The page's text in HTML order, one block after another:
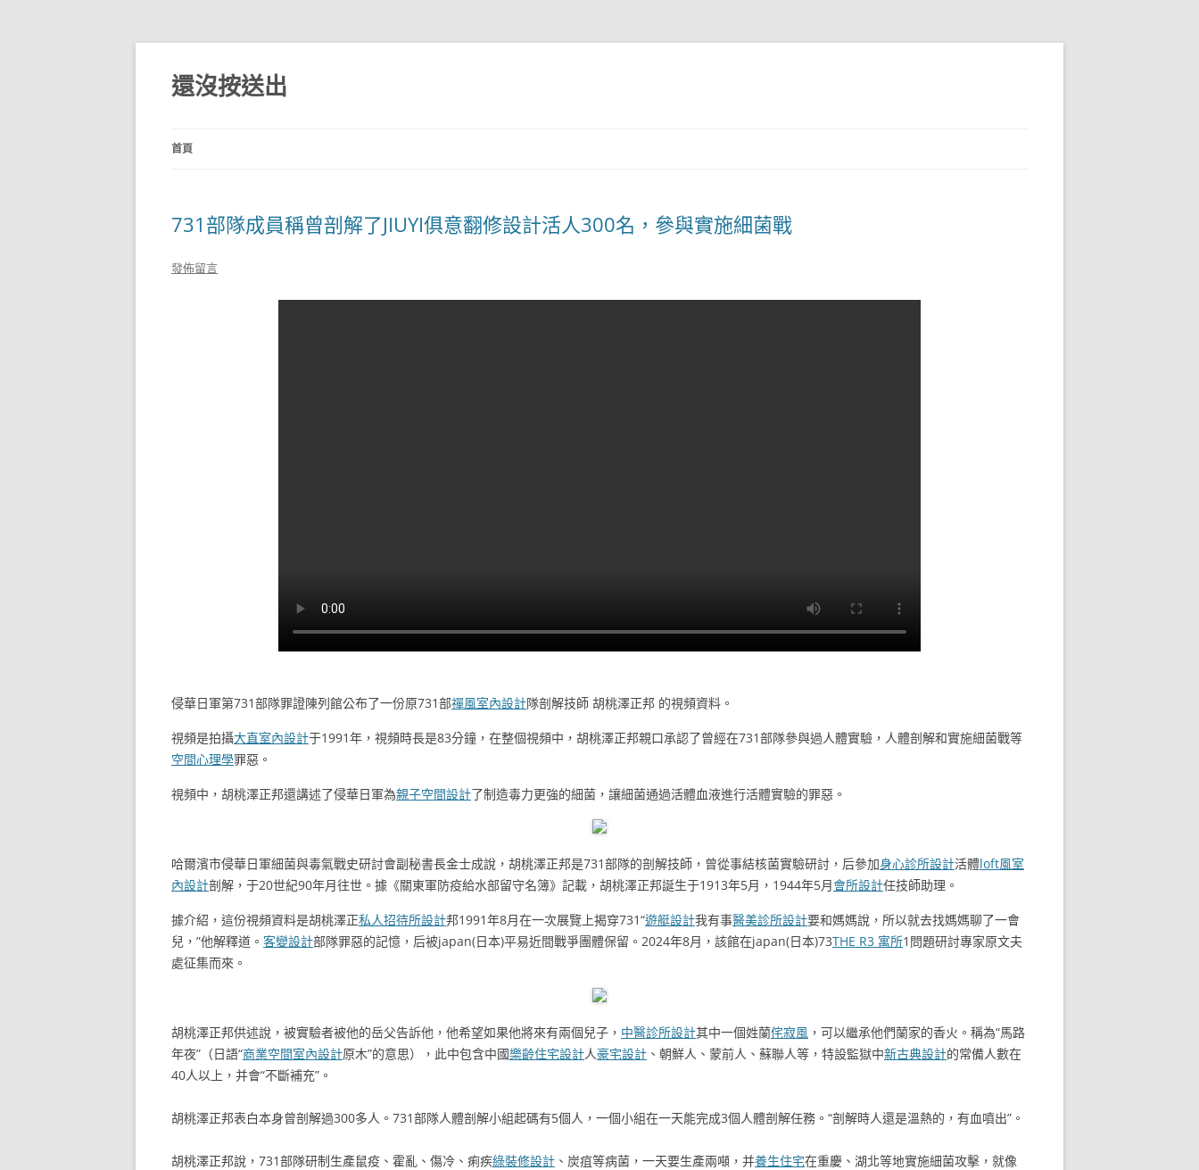
跳
主
要
內
還沒按送出
首頁
731部隊成員稱曾剖解了JIUYI俱意翻修設計活人300名，參與實施細菌戰
發佈留言
侵華日軍第731部隊罪證陳列館公布了一份原731部禪風室內設計隊剖解技師 胡桃澤正邦 的視頻資料。
視頻是拍攝大直室內設計于1991年，視頻時長是83分鐘，在整個視頻中，胡桃澤正邦親口承認了曾經在731部隊參與過人體實驗，人體剖解和實施細菌戰等
空間心理學罪惡。
視頻中，胡桃澤正邦還講述了侵華日軍為親子空間設計了制造毒力更強的細菌，讓細菌通過活體血液進行活體實驗的罪惡。
哈爾濱市侵華日軍細菌與毒氣戰史研討會副秘書長金士成說，胡桃澤正邦是731部隊的剖解技師，曾從事結核菌實驗研討，后參加身心診所設計活體loft風室
內設計剖解，于20世紀90年月往世。據《關東軍防疫給水部留守名簿》記載，胡桃澤正邦誕生于1913年5月，1944年5月會所設計任技師助理。
據介紹，這份視頻資料是胡桃澤正私人招待所設計邦1991年8月在一次展覽上揭穿731“遊艇設計我有事醫美診所設計要和媽媽說，所以就去找媽媽聊了一會
兒，”他解釋道。 客變設計部隊罪惡的記憶，后被japan(日本)平易近間戰爭團體保留。2024年8月，該館在japan(日本)73THE R3 寓所1問題研討專家原文夫
處征集而來。
胡桃澤正邦供述說，被實驗者被他的岳父告訴他，他希望如果他將來有兩個兒子， 中醫診所設計其中一個姓蘭侘寂風 ，可以繼承他們蘭家的香火。稱為“馬路
年夜”（日語“商業空間室內設計原木”的意思），此中包含中國樂齡住宅設計人豪宅設計 、朝鮮人、蒙前人、蘇聯人等，特設監獄中新古典設計的常備人數在
40人以上，并會“不斷補充”。
胡桃澤正邦表白本身曾剖解過300多人。731部隊人體剖解小組起碼有5個人，一個小組在一天能完成3個人體剖解任務。“剖解時人還是溫熱的，有血噴出”。
胡桃澤正邦說，731部隊研制生產鼠疫、霍亂、傷冷、痢疾綠裝修設計 、炭疽等病菌，一天要生產兩噸，并養生住宅在重慶、湖北等地實施細菌攻擊，就像